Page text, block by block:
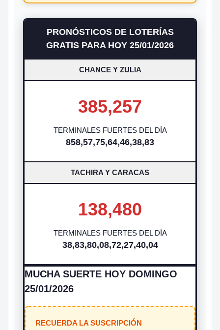
PRONÓSTICOS DE LOTERÍAS
GRATIS PARA HOY 25/01/2026
CHANCE Y ZULIA
385,257
TERMINALES FUERTES DEL DÍA
858,57,75,64,46,38,83
TACHIRA Y CARACAS
138,480
TERMINALES FUERTES DEL DÍA
38,83,80,08,72,27,40,04
MUCHA SUERTE HOY DOMINGO
25/01/2026
RECUERDA LA SUSCRIPCIÓN